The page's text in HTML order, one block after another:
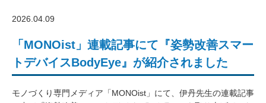
2026.04.09
「MONOist」連載記事にて『姿勢改善スマー
トデバイスBodyEye』が紹介されました
モノづくり専門メディア「MONOist」にて、伊丹先生の連載記事